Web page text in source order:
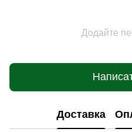
Додайте
Доставка